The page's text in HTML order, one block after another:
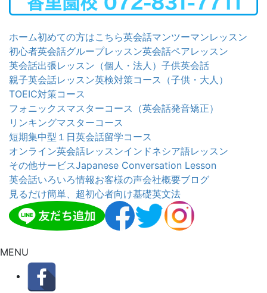
ホーム初めての方はこちら英会話マンツーマンレッスン
初心者英会話グループレッスン英会話ペアレッスン
英会話出張レッスン（個人・法人） 子供英会話
親子英会話レッスン英検対策コース（子供・大人）
TOEIC対策コース
フォニックスマスターコース（英会話発音矯正）
リンキングマスターコース
短期集中型１日英会話留学コース
オンライン英会話レッスンインドネシア語レッスン
その他サービスJapanese Conversation Lesson
英会話いろいろ情報お客様の声会社概要ブログ
見るだけ簡単、超初心者向け基礎英文法
MENU